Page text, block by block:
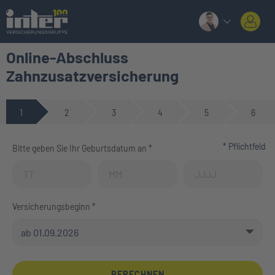
Online-Abschluss
Zahnzusatzversicherung
1 2 3 4 5 6
Bitte geben Sie Ihr Geburtsdatum an *
* Pflichtfeld
Versicherungsbeginn *